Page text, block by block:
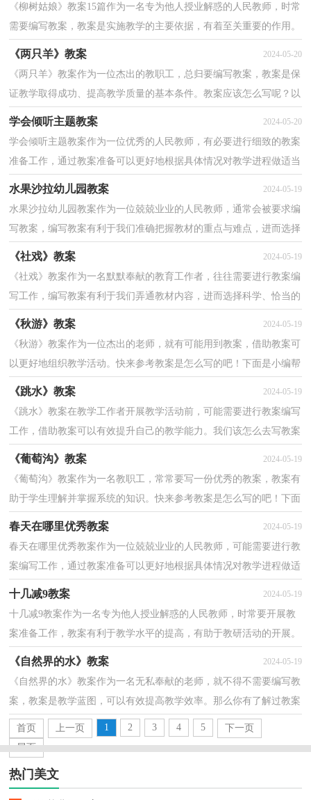
《柳树姑娘》教案15篇作为一名专为他人授业解惑的人民教师，时常
需要编写教案，教案是实施教学的主要依据，有着至关重要的作用。
我们应该怎么写教案呢？下面是小编为大家收集的《柳...
《两只羊》教案 2024-05-20
《两只羊》教案作为一位杰出的教职工，总归要编写教案，教案是保
证教学取得成功、提高教学质量的基本条件。教案应该怎么写呢？以
下是小编整理的《两只羊》教案，供大家参考借鉴，希望...
学会倾听主题教案 2024-05-20
学会倾听主题教案作为一位优秀的人民教师，有必要进行细致的教案
准备工作，通过教案准备可以更好地根据具体情况对教学进程做适当
的必要的调整。我们应该怎么写教案呢？下面是小编...
水果沙拉幼儿园教案 2024-05-19
水果沙拉幼儿园教案作为一位兢兢业业的人民教师，通常会被要求编
写教案，编写教案有利于我们准确把握教材的重点与难点，进而选择
恰当的教学方法。那么什么样的教案才是好的呢？以下...
《社戏》教案 2024-05-19
《社戏》教案作为一名默默奉献的教育工作者，往往需要进行教案编
写工作，编写教案有利于我们弄通教材内容，进而选择科学、恰当的
教学方法。优秀的教案都具备一些什么特点呢？下面是...
《秋游》教案 2024-05-19
《秋游》教案作为一位杰出的老师，就有可能用到教案，借助教案可
以更好地组织教学活动。快来参考教案是怎么写的吧！下面是小编帮
大家整理的《秋游》教案，欢迎大家借鉴与参考，希望对...
《跳水》教案 2024-05-19
《跳水》教案在教学工作者开展教学活动前，可能需要进行教案编写
工作，借助教案可以有效提升自己的教学能力。我们该怎么去写教案
呢？下面是小编收集整理的《跳水》教案，仅供参考，欢...
《葡萄沟》教案 2024-05-19
《葡萄沟》教案作为一名教职工，常常要写一份优秀的教案，教案有
助于学生理解并掌握系统的知识。快来参考教案是怎么写的吧！下面
是小编收集整理的《葡萄沟》教案，仅供参考，欢迎大家...
春天在哪里优秀教案 2024-05-19
春天在哪里优秀教案作为一位兢兢业业的人民教师，可能需要进行教
案编写工作，通过教案准备可以更好地根据具体情况对教学进程做适
当的必要的调整。那么优秀的教案是什么样的呢？下...
十几减9教案 2024-05-19
十几减9教案作为一名专为他人授业解惑的人民教师，时常要开展教
案准备工作，教案有利于教学水平的提高，有助于教研活动的开展。
来参考自己需要的教案吧！下面是小编整理的十几减9教...
《自然界的水》教案 2024-05-19
《自然界的水》教案作为一名无私奉献的老师，就不得不需要编写教
案，教案是教学蓝图，可以有效提高教学效率。那么你有了解过教案
吗？以下是小编为大家收集的《自然界的水》教案，欢迎...
首页 上一页 1 2 3 4 5
下一页
尾页
热门美文